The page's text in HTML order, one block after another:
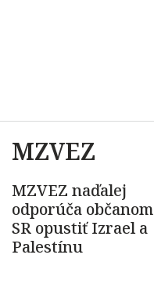
MZVEZ
MZVEZ naďalej
odporúča občanom
SR opustiť Izrael a
Palestínu